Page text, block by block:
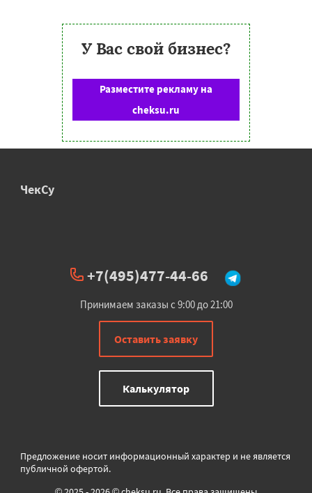
У Вас свой бизнес?
Разместите рекламу на
cheksu.ru
ЧекСу
+7(495)477-44-66
Принимаем заказы с 9:00 до 21:00
Оставить заявку
Калькулятор
Предложение носит информационный характер и не является
публичной офертой.